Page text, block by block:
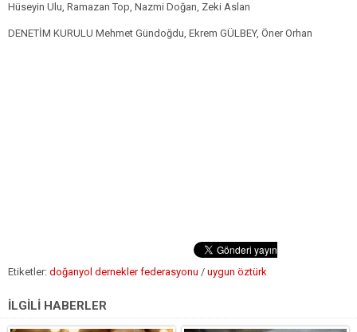
Hüseyin Ulu, Ramazan Top, Nazmi Doğan, Zeki Aslan
DENETİM KURULU Mehmet Gündoğdu, Ekrem GÜLBEY, Öner Orhan
Etiketler: doğanyol dernekler federasyonu / uygun öztürk
İLGİLİ HABERLER